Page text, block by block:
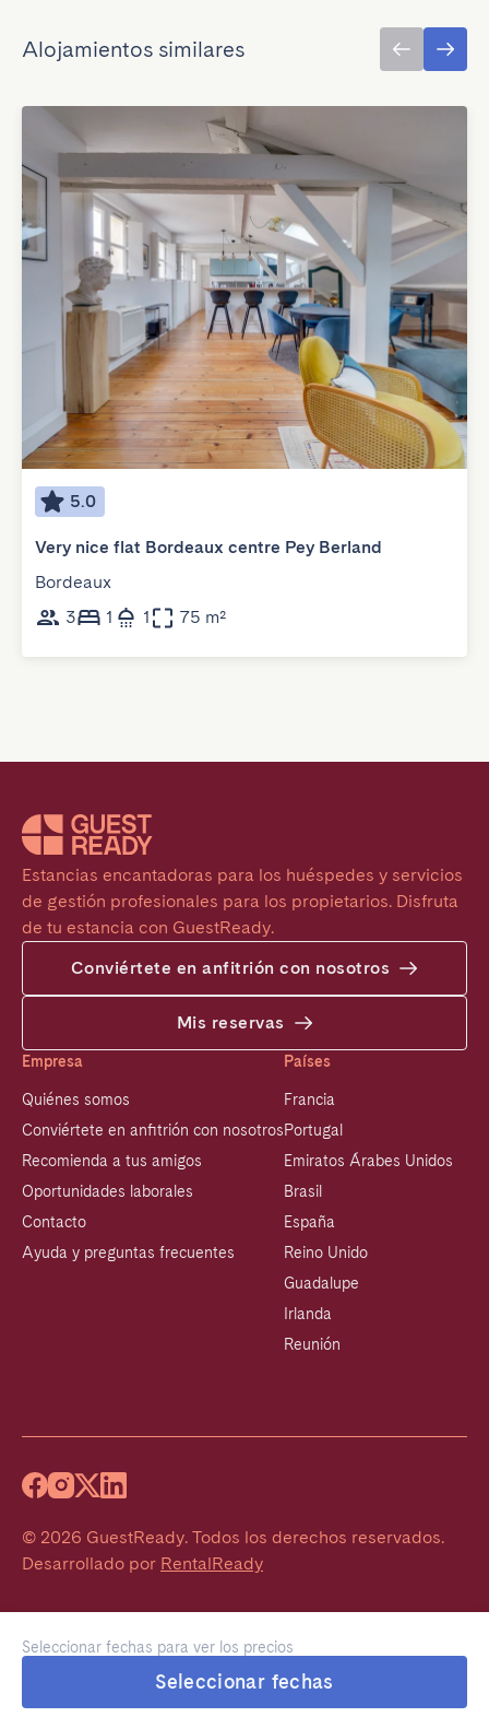
Seleccionar fechas para ver los precios
Seleccionar fechas
Alojamientos similares
5.0
Very nice flat Bordeaux centre Pey Berland
Bordeaux
3
1 1 75 m²
Estancias encantadoras para los huéspedes y servicios
de gestión profesionales para los propietarios. Disfruta
de tu estancia con GuestReady.
Conviértete en anfitrión con nosotros
Mis reservas
Empresa
Quiénes somos
Conviértete en anfitrión con nosotros
Recomienda a tus amigos
Oportunidades laborales
Contacto
Ayuda y preguntas frecuentes
Países
Francia
Portugal
Emiratos Árabes Unidos
Brasil
España
Reino Unido
Guadalupe
Irlanda
Reunión
© 2026 GuestReady. Todos los derechos reservados.
Desarrollado por RentalReady